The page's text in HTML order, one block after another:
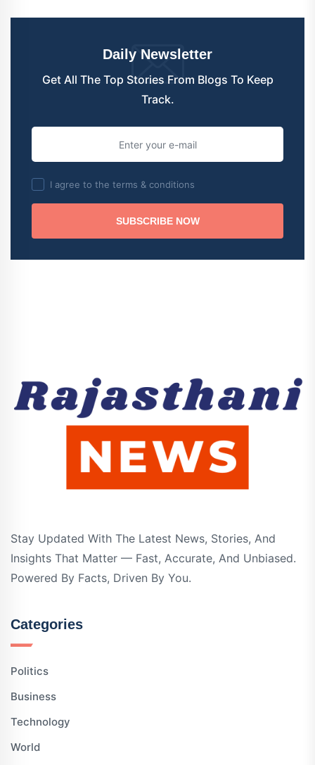
Daily Newsletter
Get All The Top Stories From Blogs To Keep
Track.
I agree to the terms & conditions
SUBSCRIBE NOW
Stay Updated With The Latest News, Stories, And
Insights That Matter — Fast, Accurate, And Unbiased.
Powered By Facts, Driven By You.
Categories
Politics
Business
Technology
World